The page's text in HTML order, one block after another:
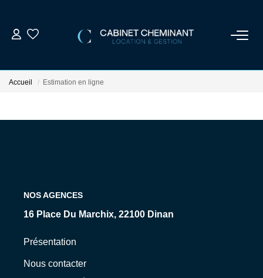
GESTION LOCATIVE
Accueil Estimation en ligne
NOS AGENCES
16 Place Du Marchix, 22100 Dinan
Présentation
Nous contacter